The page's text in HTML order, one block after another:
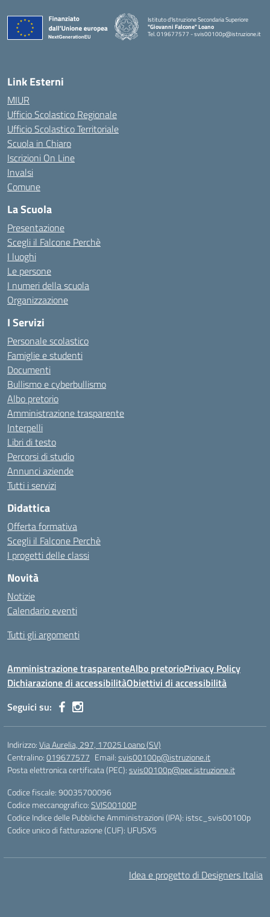
Istituto d'Istruzione Secondaria Superiore
"Giovanni Falcone" Loano
Tel. 019677577 - svis00100p@istruzione.it
— Visita la pagina iniziale della scuola
Link Esterni
MIUR
Ufficio Scolastico Regionale
Ufficio Scolastico Territoriale
Scuola in Chiaro
Iscrizioni On Line
Invalsi
Comune
La Scuola
Presentazione
Scegli il Falcone Perchè
I luoghi
Le persone
I numeri della scuola
Organizzazione
I Servizi
Personale scolastico
Famiglie e studenti
Documenti
Bullismo e cyberbullismo
Albo pretorio
Amministrazione trasparente
Interpelli
Libri di testo
Percorsi di studio
Annunci aziende
Tutti i servizi
Didattica
Offerta formativa
Scegli il Falcone Perchè
I progetti delle classi
Novità
Notizie
Calendario eventi
Tutti gli argomenti
Amministrazione trasparenteAlbo pretorioPrivacy Policy
Dichiarazione di accessibilitàObiettivi di accessibilità
Seguici su:
Indirizzo:Via Aurelia, 297, 17025 Loano (SV)
Centralino:019677577 Email:svis00100p@istruzione.it
Posta elettronica certificata (PEC):svis00100p@pec.istruzione.it
Codice fiscale: 90035700096
Codice meccanografico:SVIS00100P
Codice Indice delle Pubbliche Amministrazioni (IPA): istsc_svis00100p
Codice unico di fatturazione (CUF): UFUSX5
Idea e progetto di Designers Italia